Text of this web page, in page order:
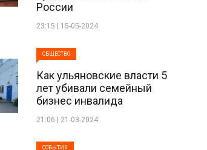
России
23:15 | 15-05-2024
ОБЩЕСТВО
Как ульяновские власти 5
лет убивали семейный
бизнес инвалида
21:06 | 21-03-2024
СОБЫТИЯ